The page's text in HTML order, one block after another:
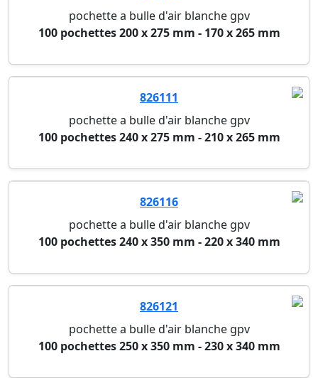
pochette a bulle d'air blanche gpv
100 pochettes 200 x 275 mm - 170 x 265 mm
826111
pochette a bulle d'air blanche gpv
100 pochettes 240 x 275 mm - 210 x 265 mm
826116
pochette a bulle d'air blanche gpv
100 pochettes 240 x 350 mm - 220 x 340 mm
826121
pochette a bulle d'air blanche gpv
100 pochettes 250 x 350 mm - 230 x 340 mm